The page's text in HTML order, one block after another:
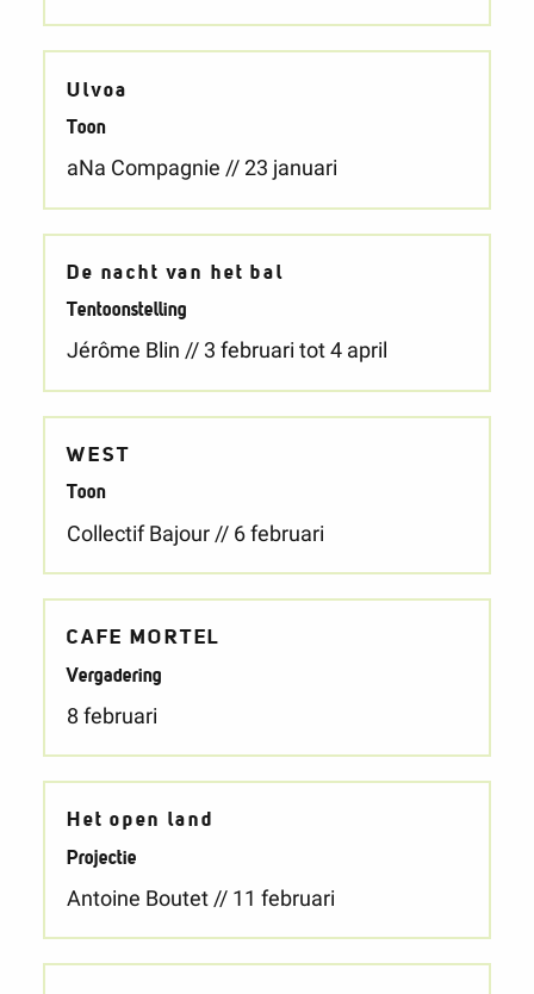
Ulvoa
Toon
aNa Compagnie // 23 januari
De nacht van het bal
Tentoonstelling
Jérôme Blin // 3 februari tot 4 april
WEST
Toon
Collectif Bajour // 6 februari
CAFE MORTEL
Vergadering
8 februari
Het open land
Projectie
Antoine Boutet // 11 februari